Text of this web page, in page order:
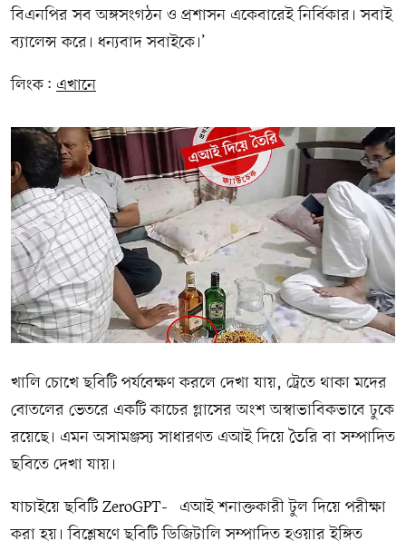
বিএনপির সব অঙ্গসংগঠন ও প্রশাসন একেবারেই নির্বিকার। সবাই
ব্যালেন্স করে। ধন্যবাদ সবাইকে।’
লিংক: এখানে
খালি চোখে ছবিটি পর্যবেক্ষণ করলে দেখা যায়, ট্রেতে থাকা মদের
বোতলের ভেতরে একটি কাচের গ্লাসের অংশ অস্বাভাবিকভাবে ঢুকে
রয়েছে। এমন অসামঞ্জস্য সাধারণত এআই দিয়ে তৈরি বা সম্পাদিত
ছবিতে দেখা যায়।
যাচাইয়ে ছবিটি ZeroGPT- এআই শনাক্তকারী টুল দিয়ে পরীক্ষা
করা হয়। বিশ্লেষণে ছবিটি ডিজিটালি সম্পাদিত হওয়ার ইঙ্গিত